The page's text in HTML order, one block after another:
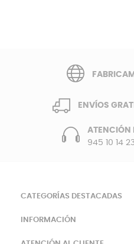
ENVÍOS
ATENCIÓN
945 10 14
CATEGORÍAS DESTACADAS
INFORMACIÓN